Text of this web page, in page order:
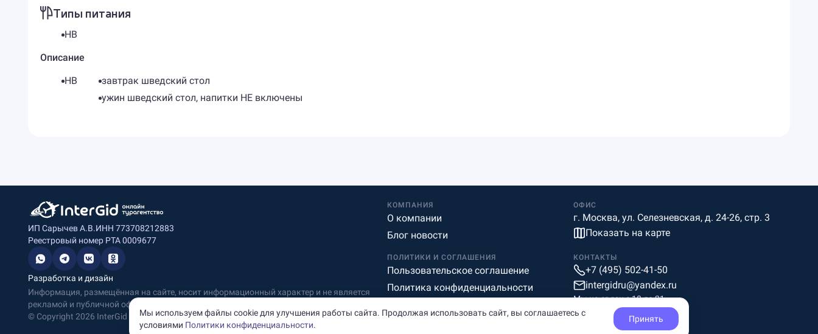
Типы питания
HB
Описание
HB
завтрак шведский стол
ужин шведский стол, напитки НЕ включены
ИП Сарычев А.В.ИНН 773708212883
Реестровый номер РТА 0009677
Разработка и дизайн
Информация, размещённая на сайте, носит информационный характер и не является
рекламой и публичной офертой.
© Copyright 2026 InterGid Все права защищены.
КОМПАНИЯ
О компании
Блог новости
ОФИС
г. Москва, ул. Селезневская, д. 24-26, стр. 3
Показать на карте
ПОЛИТИКИ И СОГЛАШЕНИЯ
Пользовательское соглашение
Политика конфиденциальности
КОНТАКТЫ
+7 (495) 502-41-50
intergidru@yandex.ru
Мы на связи c 10 до 21
Мы используем файлы cookie для улучшения работы сайта. Продолжая использовать сайт, вы соглашаетесь с
условиями Политики конфиденциальности.
Принять